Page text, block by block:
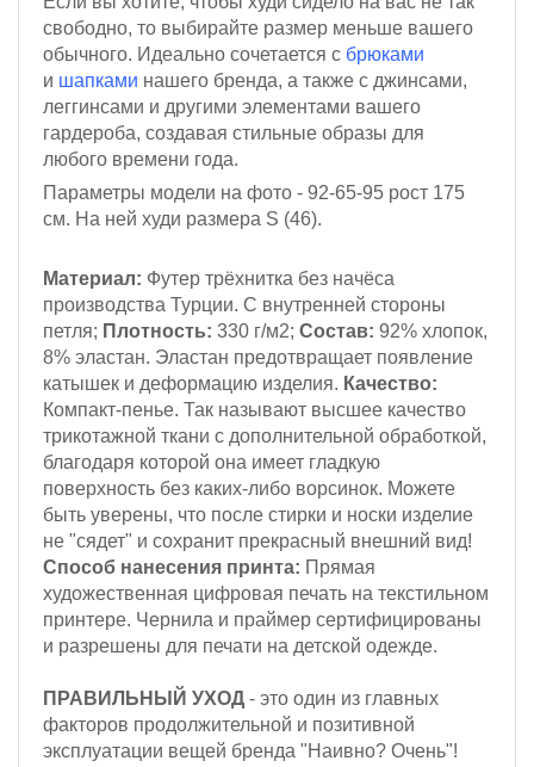
свободно, то выбирайте размер меньше вашего
обычного. Идеально сочетается с брюками
и шапками нашего бренда, а также с джинсами,
леггинсами и другими элементами вашего
гардероба, создавая стильные образы для
любого времени года.
Параметры модели на фото - 92-65-95 рост 175
см. На ней худи размера S (46).
Материал: Футер трёхнитка без начёса
производства Турции. С внутренней стороны
петля; Плотность: 330 г/м2; Состав: 92% хлопок,
8% эластан. Эластан предотвращает появление
катышек и деформацию изделия. Качество:
Компакт-пенье. Так называют высшее качество
трикотажной ткани с дополнительной обработкой,
благодаря которой она имеет гладкую
поверхность без каких-либо ворсинок. Можете
быть уверены, что после стирки и носки изделие
не "сядет" и сохранит прекрасный внешний вид!
Способ нанесения принта: Прямая
художественная цифровая печать на текстильном
принтере. Чернила и праймер сертифицированы
и разрешены для печати на детской одежде.
ПРАВИЛЬНЫЙ УХОД - это один из главных
факторов продолжительной и позитивной
эксплуатации вещей бренда "Наивно? Очень"!